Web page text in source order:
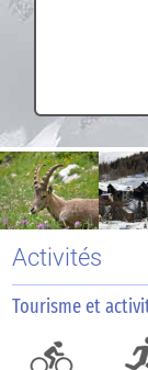
Activités
Tourisme et